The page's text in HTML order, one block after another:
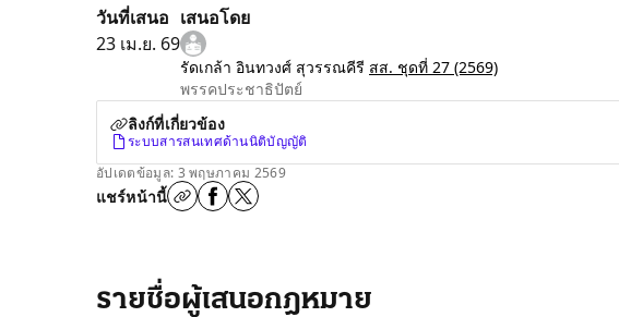
วันที่เสนอ
23 เม.ย. 69
เสนอโดย
รัดเกล้า อินทวงศ์ สุวรรณคีรี สส. ชุดที่ 27 (2569)
พรรคประชาธิปัตย์
ลิงก์ที่เกี่ยวข้อง
ระบบสารสนเทศด้านนิติบัญญัติ
อัปเดตข้อมูล: 3 พฤษภาคม 2569
แชร์หน้านี้
รายชื่อผู้เสนอกฎหมาย